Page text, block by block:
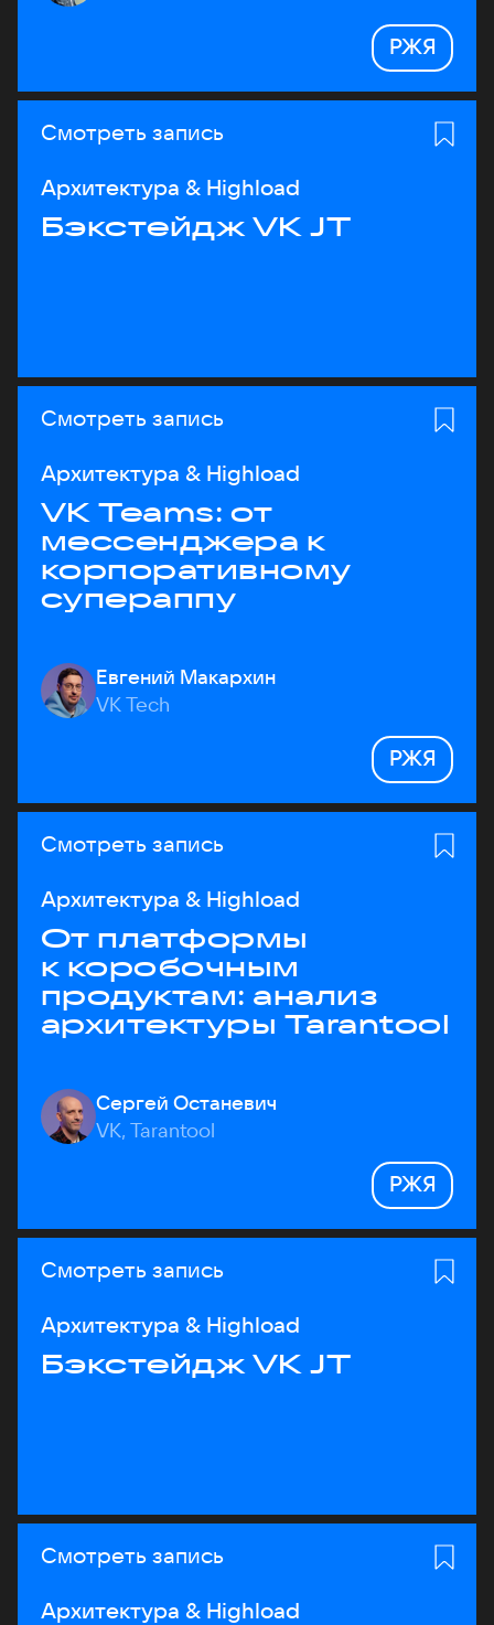
РЖЯ
Смотреть запись
Архитектура & Highload
Бэкстейдж VK JT
Смотреть запись
Архитектура & Highload
VK Teams: от
мессенджера к
корпоративному
супераппу
Евгений Макархин
VK Tech
РЖЯ
Смотреть запись
Архитектура & Highload
От платформы
к коробочным
продуктам: анализ
архитектуры Tarantool
Сергей Останевич
VK, Tarantool
РЖЯ
Смотреть запись
Архитектура & Highload
Бэкстейдж VK JT
Смотреть запись
Архитектура & Highload